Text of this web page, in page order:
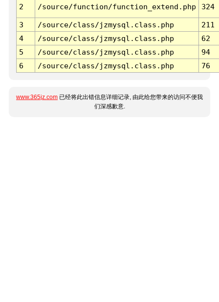
2 /source/function/function_extend.php 324
3 /source/class/jzmysql.class.php
211
4
/source/class/jzmysql.class.php
62
5
/source/class/jzmysql.class.php
94
6
/source/class/jzmysql.class.php 76
www.365jz.com 已经将此出错信息详细记录, 由此给您带来的访问不便我
们深感歉意.